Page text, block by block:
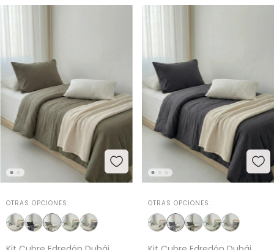
OTRAS OPCIONES: OTRAS OPCIONES: